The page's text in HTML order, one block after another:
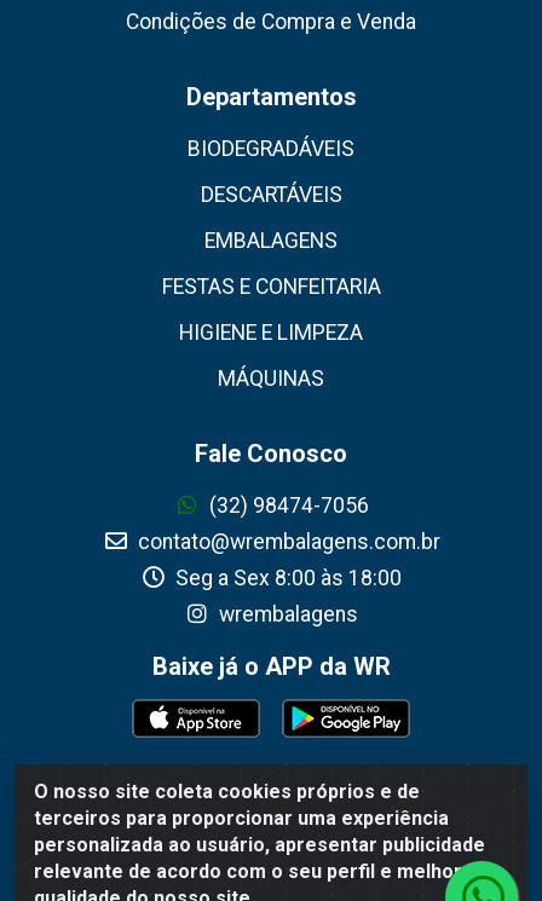
O nosso site coleta cookies próprios e de
terceiros para proporcionar uma experiência
personalizada ao usuário, apresentar publicidade
relevante de acordo com o seu perfil e melhorar a
Condições de Compra e Venda
Departamentos
BIODEGRADÁVEIS
DESCARTÁVEIS
EMBALAGENS
FESTAS E CONFEITARIA
HIGIENE E LIMPEZA
MÁQUINAS
Fale Conosco
(32) 98474-7056
contato@wrembalagens.com.br
Seg a Sex 8:00 às 18:00
wrembalagens
Baixe já o APP da WR
WR Embalagens - R. Cel. Teodoro Gomes de Araújo,
1360 - Grogotó - Barbacena / MG - CEP 36202-628 -
CNPJ 02.692.206/0001-55